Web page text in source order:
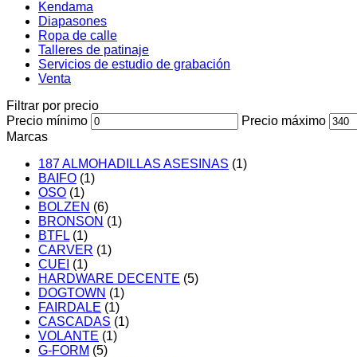
Kendama
Diapasones
Ropa de calle
Talleres de patinaje
Servicios de estudio de grabación
Venta
Filtrar por precio
Precio mínimo
Precio máximo
Marcas
187 ALMOHADILLAS ASESINAS (1)
BAIFO (1)
OSO (1)
BOLZEN (6)
BRONSON (1)
BTFL (1)
CARVER (1)
CUEI (1)
HARDWARE DECENTE (5)
DOGTOWN (1)
FAIRDALE (1)
CASCADAS (1)
VOLANTE (1)
G-FORM (5)